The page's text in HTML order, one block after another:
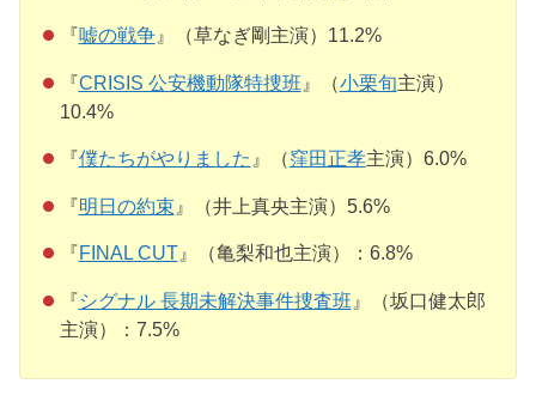
『嘘の戦争』（草なぎ剛主演）11.2%
『CRISIS 公安機動隊特捜班 』（小栗旬主演）
10.4%
『僕たちがやりました 』（窪田正孝主演）6.0%
『明日の約束 』（井上真央主演）5.6%
『FINAL CUT』（亀梨和也主演）：6.8%
『シグナル 長期未解決事件捜査班 』（坂口健太郎
主演）：7.5%